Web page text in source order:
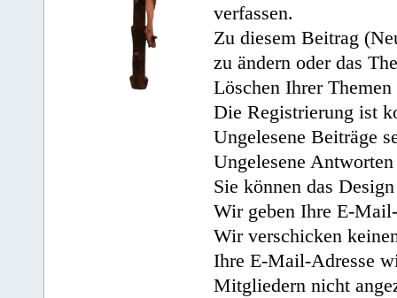
verfassen.
Zu diesem Beitrag
zu ändern oder das
Löschen Ihrer
Die Registrierung ist
Ungelesene Beiträge
Ungelesene
Sie können das
Wir geben Ihre E-
Wir verschicken
Ihre E-Mail-Adresse
Mitgliedern nicht